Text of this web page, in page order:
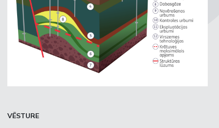
VĒSTURE